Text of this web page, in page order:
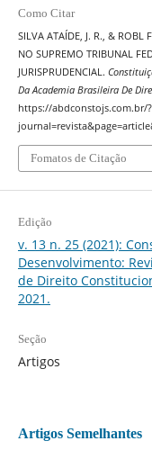
Como Citar
SILVA ATAÍDE, J. R., & ROBL
NO SUPREMO TRIBUNAL
JURISPRUDENCIAL.
Da Academia Brasileira De
https://abdconstojs.com.br/?
Fomatos de Citação
Edição
v. 13 n. 25 (2021):
Desenvolvimento:
de Direito
2021.
Seção
Artigos
Artigos Semelhantes